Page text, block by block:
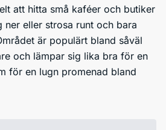
att hitta små kaféer och butiker
ner eller strosa runt och bara
är populärt bland såväl
och lämpar sig lika bra för en
för en lugn promenad bland